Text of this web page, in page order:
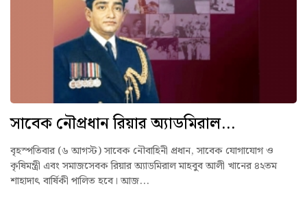
সাবেক নৌপ্রধান রিয়ার অ্যাডমিরাল...
বৃহস্পতিবার (৬ আগস্ট) সাবেক নৌবাহিনী প্রধান, সাবেক যোগাযোগ ও
কৃষিমন্ত্রী এবং সমাজসেবক রিয়ার অ্যাডমিরাল মাহবুব আলী খানের ৪২তম
শাহাদাৎ বার্ষিকী পালিত হবে। আজ...